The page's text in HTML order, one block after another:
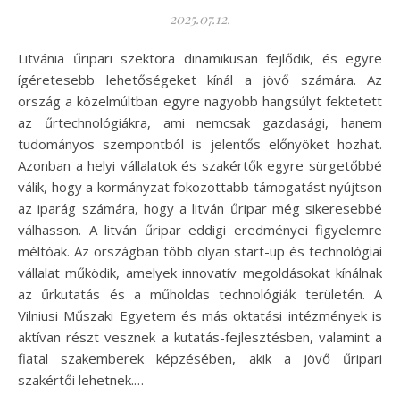
2025.07.12.
Litvánia űripari szektora dinamikusan fejlődik, és egyre
ígéretesebb lehetőségeket kínál a jövő számára. Az
ország a közelmúltban egyre nagyobb hangsúlyt fektetett
az űrtechnológiákra, ami nemcsak gazdasági, hanem
tudományos szempontból is jelentős előnyöket hozhat.
Azonban a helyi vállalatok és szakértők egyre sürgetőbbé
válik, hogy a kormányzat fokozottabb támogatást nyújtson
az iparág számára, hogy a litván űripar még sikeresebbé
válhasson. A litván űripar eddigi eredményei figyelemre
méltóak. Az országban több olyan start-up és technológiai
vállalat működik, amelyek innovatív megoldásokat kínálnak
az űrkutatás és a műholdas technológiák területén. A
Vilniusi Műszaki Egyetem és más oktatási intézmények is
aktívan részt vesznek a kutatás-fejlesztésben, valamint a
fiatal szakemberek képzésében, akik a jövő űripari
szakértői lehetnek.…